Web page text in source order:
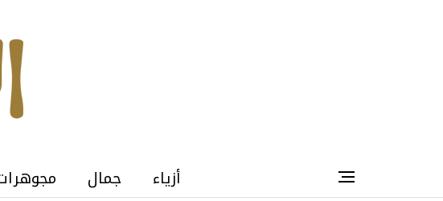
أزياء جمال